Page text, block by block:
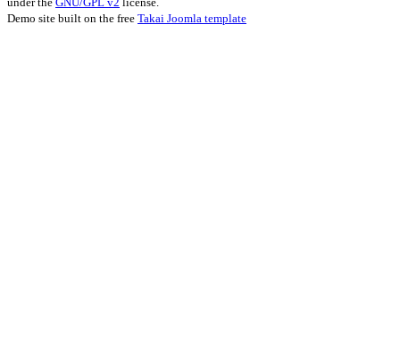
Demo site built on the free Takai Joomla template